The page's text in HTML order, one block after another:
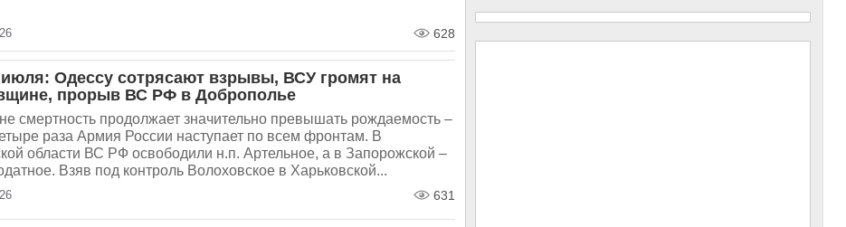
628
Одессу сотрясают взрывы, ВСУ громят на
прорыв ВС РФ в Доброполье
смертность продолжает значительно превышать рождаемость –
раза Армия России наступает по всем фронтам. В
области ВС РФ освободили н.п. Артельное, а в Запорожской –
Взяв под контроль Волоховское в Харьковской...
631